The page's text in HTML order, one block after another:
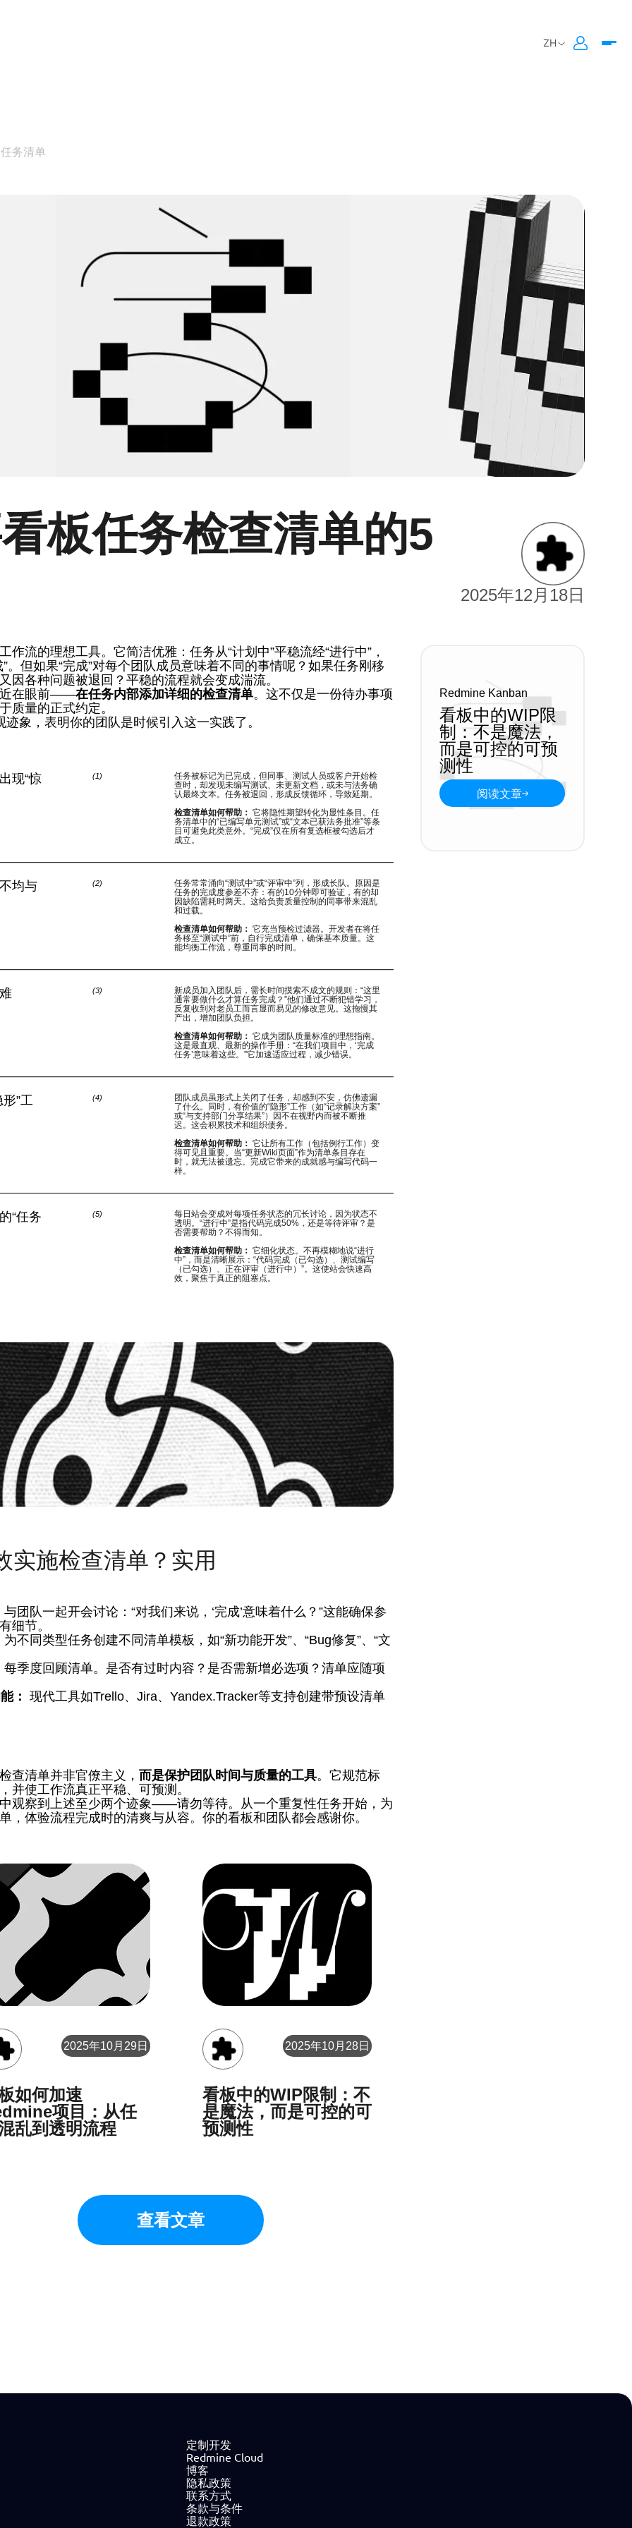
务清单
2025年12月18日
板任务检查清单的5
Redmine Kanban
看板中的WIP限
制：不是魔法，
而是可控的可预
测性
阅读文章
作流的理想工具。它简洁优雅：任务从“计划中”平稳流经“进行中”，
。但如果“完成”对每个团队成员意味着不同的事情呢？如果任务刚移
因各种问题被退回？平稳的流程就会变成湍流。
近在眼前——在任务内部添加详细的检查清单。这不仅是一份待办事项
质量的正式约定。
迹象，表明你的团队是时候引入这一实践了。
现“惊 (1)
任务被标记为已完成，但同事、测试人员或客户开始检
查时，却发现未编写测试、未更新文档，或未与法务确
认最终文本。任务被退回，形成反馈循环，导致延期。
检查清单如何帮助： 它将隐性期望转化为显性条目。任
务清单中的“已编写单元测试”或“文本已获法务批准”等条
目可避免此类意外。“完成”仅在所有复选框被勾选后才
成立。
均与 (2)
任务常常涌向“测试中”或“评审中”列，形成长队。原因是
任务的完成度参差不齐：有的10分钟即可验证，有的却
因缺陷需耗时两天。这给负责质量控制的同事带来混乱
和过载。
检查清单如何帮助： 它充当预检过滤器。开发者在将任
务移至“测试中”前，自行完成清单，确保基本质量。这
能均衡工作流，尊重同事的时间。
(3)
新成员加入团队后，需长时间摸索不成文的规则：“这里
通常要做什么才算任务完成？”他们通过不断犯错学习，
反复收到对老员工而言显而易见的修改意见。这拖慢其
产出，增加团队负担。
检查清单如何帮助： 它成为团队质量标准的理想指南。
这是最直观、最新的操作手册：“在我们项目中，‘完成
任务’意味着这些。”它加速适应过程，减少错误。
”工 (4)
团队成员虽形式上关闭了任务，却感到不安，仿佛遗漏
了什么。同时，有价值的“隐形”工作（如“记录解决方案”
或“与支持部门分享结果”）因不在视野内而被不断推
迟。这会积累技术和组织债务。
检查清单如何帮助： 它让所有工作（包括例行工作）变
得可见且重要。当“更新Wiki页面”作为清单条目存在
时，就无法被遗忘。完成它带来的成就感与编写代码一
样。
“任务 (5)
每日站会变成对每项任务状态的冗长讨论，因为状态不
透明。“进行中”是指代码完成50%，还是等待评审？是
否需要帮助？不得而知。
检查清单如何帮助： 它细化状态。不再模糊地说“进行
中”，而是清晰展示：“代码完成（已勾选）、测试编写
（已勾选）、正在评审（进行中）”。这使站会快速高
效，聚焦于真正的阻塞点。
实施检查清单？实用
与团队一起开会讨论：“对我们来说，‘完成’意味着什么？”这能确保参
细节。
为不同类型任务创建不同清单模板，如“新功能开发”、“Bug修复”、“文
每季度回顾清单。是否有过时内容？是否需新增必选项？清单应随项
： 现代工具如Trello、Jira、Yandex.Tracker等支持创建带预设清单
查清单并非官僚主义， 而是保护团队时间与质量的工具。它规范标
并使工作流真正平稳、可预测。
观察到上述至少两个迹象——请勿等待。从一个重复性任务开始，为
，体验流程完成时的清爽与从容。你的看板和团队都会感谢你。
2025年10月29日
如何加速
项目：从任
乱到透明流程
2025年10月28日
看板中的WIP限制：不
是魔法，而是可控的可
预测性
查看文章
定制开发
Redmine Cloud
博客
隐私政策
联系方式
条款与条件
退款政策